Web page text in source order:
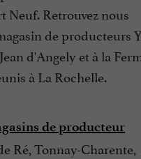
Neuf. Retrouvez nous
de producteurs
d'Angely et à la
à La Rochelle.
de producteur
Ré, Tonnay-Charente,